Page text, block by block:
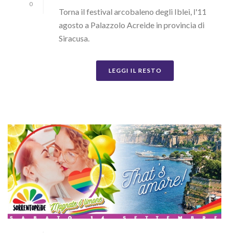
0
Torna il festival arcobaleno degli Iblei, l'11
agosto a Palazzolo Acreide in provincia di
Siracusa.
LEGGI IL RESTO